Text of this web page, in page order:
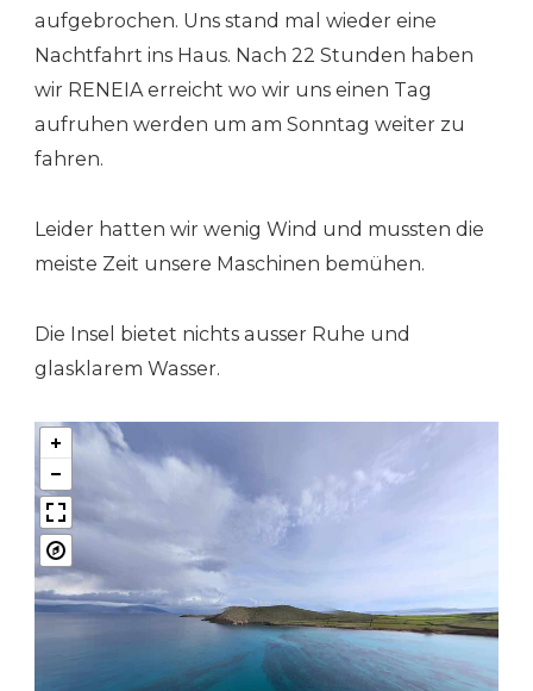
aufgebrochen. Uns stand mal wieder eine
Nachtfahrt ins Haus. Nach 22 Stunden haben
wir RENEIA erreicht wo wir uns einen Tag
aufruhen werden um am Sonntag weiter zu
fahren.
Leider hatten wir wenig Wind und mussten die
meiste Zeit unsere Maschinen bemühen.
Die Insel bietet nichts ausser Ruhe und
glasklarem Wasser.